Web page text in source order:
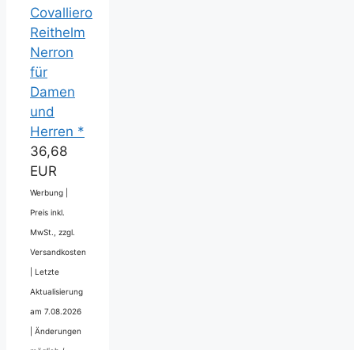
Covalliero
Reithelm
Nerron
für
Damen
und
Herren *
36,68
EUR
Werbung |
Preis inkl.
MwSt., zzgl.
Versandkosten
Letzte
Aktualisierung
am 7.08.2026
Änderungen